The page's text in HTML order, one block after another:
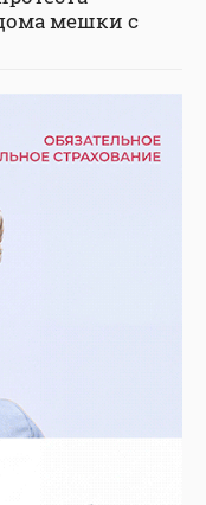
мешки с